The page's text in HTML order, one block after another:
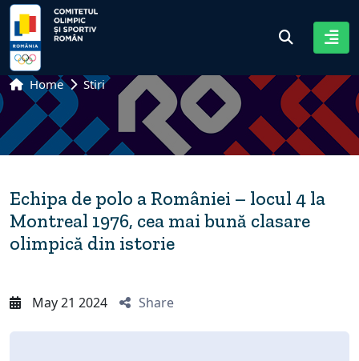
Home Stiri
Echipa de polo a României – locul 4 la
Montreal 1976, cea mai bună clasare
olimpică din istorie
May 21 2024 Share